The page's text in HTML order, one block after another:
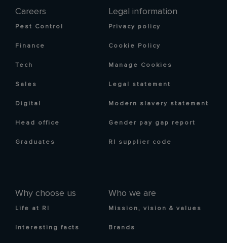
Careers
Pest Control
Finance
Tech
Sales
Digital
Head office
Graduates
Why choose us
Life at RI
Interesting facts
Who we are
Mission, vision & values
Brands
Legal information
Privacy policy
Cookie Policy
Manage Cookies
Legal statement
Modern slavery statement
Gender pay gap report
RI supplier code